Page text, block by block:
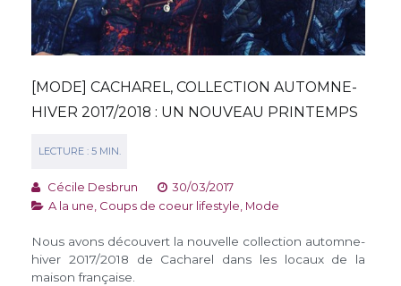
[MODE] CACHAREL, COLLECTION AUTOMNE-
HIVER 2017/2018 : UN NOUVEAU PRINTEMPS
Cécile Desbrun
30/03/2017
A la une Coups de coeur lifestyle Mode
Nous avons découvert la nouvelle collection automne-
hiver 2017/2018 de Cacharel dans les locaux de la
maison française.